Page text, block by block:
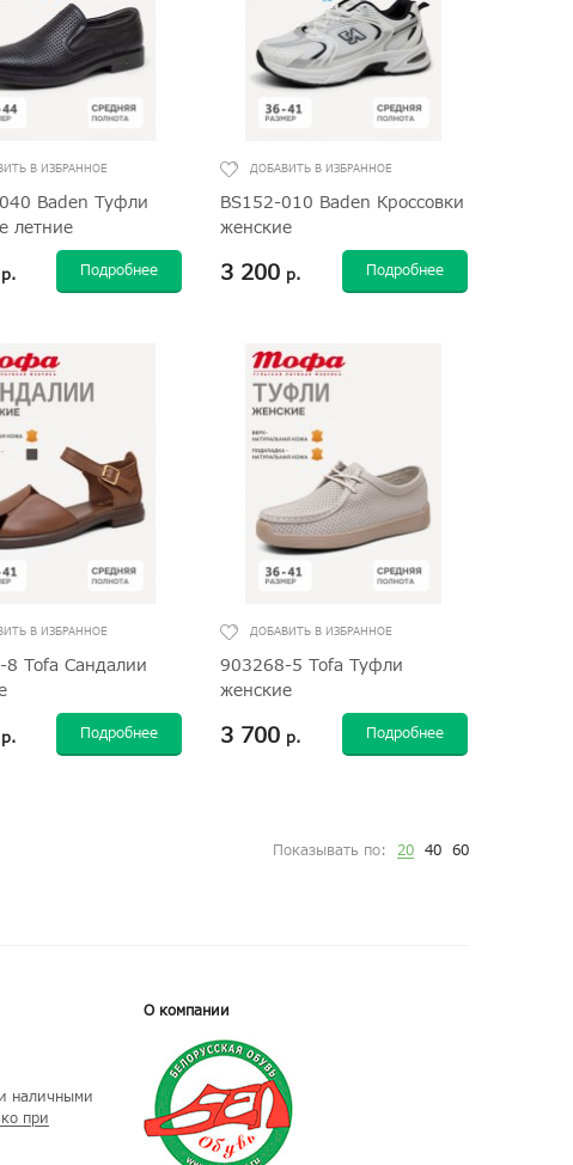
Baden Туфли
летние
р. Подробнее
BS152-010 Baden Кроссовки
женские
3 200 р. Подробнее
Tofa Сандалии
р. Подробнее
903268-5 Tofa Туфли
женские
3 700 р. Подробнее
Показывать по: 20 40 60
наличными
при
О компании